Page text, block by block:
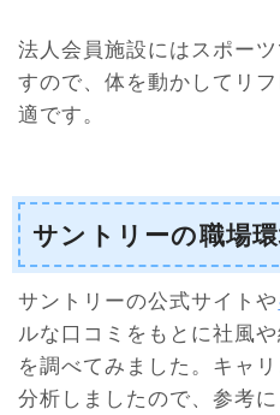
法人会員施設にはスポー
すので、体を動かしてリ
適です。
サントリーの職場
サントリーの公式サイトや
ルな口コミをもとに社風
を調べてみました。キャ
分析しましたので、参考